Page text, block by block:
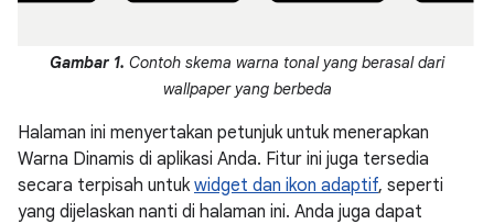
Gambar 1. Contoh skema warna tonal yang berasal dari
wallpaper yang berbeda
Halaman ini menyertakan petunjuk untuk menerapkan
Warna Dinamis di aplikasi Anda. Fitur ini juga tersedia
secara terpisah untuk widget dan ikon adaptif, seperti
yang dijelaskan nanti di halaman ini. Anda juga dapat